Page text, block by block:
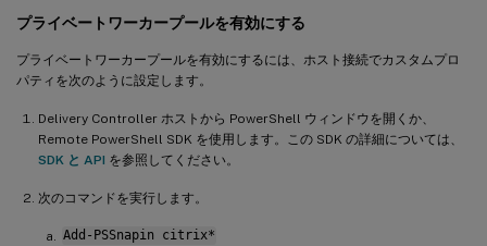
プライベートワーカープールを有効にする
プライベートワーカープールを有効にするには、ホスト接続でカスタムプロ
パティを次のように設定します。
Delivery Controller ホストから PowerShell ウィンドウを開くか、
Remote PowerShell SDK を使用します。この SDK の詳細については、
SDK と API を参照してください。
次のコマンドを実行します。
Add-PSSnapin citrix*